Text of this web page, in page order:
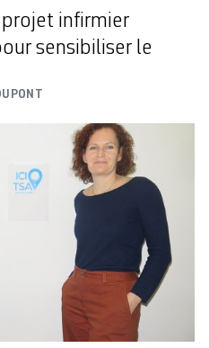
projet infirmier
sensibiliser le